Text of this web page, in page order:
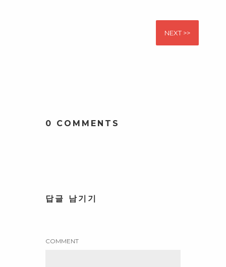
NEXT >>
0 COMMENTS
답글 남기기
COMMENT